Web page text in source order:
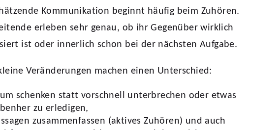
Kommunikation beginnt häufig beim Zuhören.
erleben sehr genau, ob ihr Gegenüber wirklich
ist oder innerlich schon bei der nächsten Aufgabe.
Veränderungen machen einen Unterschied:
schenken statt vorschnell unterbrechen oder etwas
zu erledigen,
zusammenfassen (aktives Zuhören) und auch